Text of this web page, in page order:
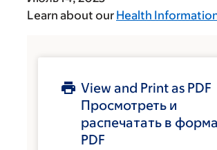
Learn about our Health
View and Print as PDF
Просмотреть и
распечатать в
PDF